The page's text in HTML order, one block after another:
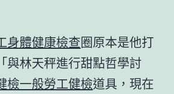
身體健康檢查圈原本是他打
與林天秤進行甜點哲學討
檢一般勞工健檢道具，現在